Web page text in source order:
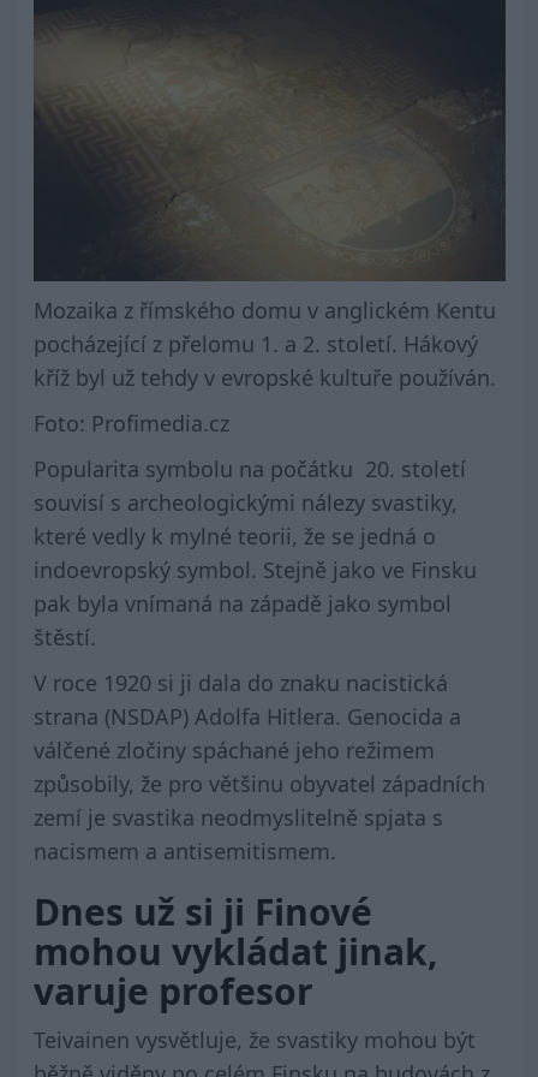
Mozaika z římského domu v anglickém Kentu
pocházející z přelomu 1. a 2. století. Hákový
kříž byl už tehdy v evropské kultuře používán.
Foto: Profimedia.cz
Popularita symbolu na počátku 20. století
souvisí s archeologickými nálezy svastiky,
které vedly k mylné teorii, že se jedná o
indoevropský symbol. Stejně jako ve Finsku
pak byla vnímaná na západě jako symbol
štěstí.
V roce 1920 si ji dala do znaku nacistická
strana (NSDAP) Adolfa Hitlera. Genocida a
válčené zločiny spáchané jeho režimem
způsobily, že pro většinu obyvatel západních
zemí je svastika neodmyslitelně spjata s
nacismem a antisemitismem.
Dnes už si ji Finové
mohou vykládat jinak,
varuje profesor
Teivainen vysvětluje, že svastiky mohou být